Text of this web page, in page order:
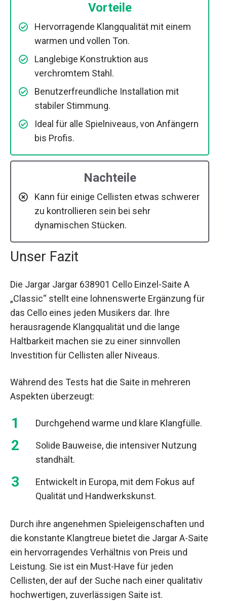
Vorteile
Hervorragende Klangqualität mit einem
warmen und vollen Ton.
Langlebige Konstruktion aus
verchromtem Stahl.
Benutzerfreundliche Installation mit
stabiler Stimmung.
Ideal für alle Spielniveaus, von Anfängern
bis Profis.
Nachteile
Kann für einige Cellisten etwas schwerer
zu kontrollieren sein bei sehr
dynamischen Stücken.
Unser Fazit
Die Jargar Jargar 638901 Cello Einzel-Saite A
„Classic“ stellt eine lohnenswerte Ergänzung für
das Cello eines jeden Musikers dar. Ihre
herausragende Klangqualität und die lange
Haltbarkeit machen sie zu einer sinnvollen
Investition für Cellisten aller Niveaus.
Während des Tests hat die Saite in mehreren
Aspekten überzeugt:
Durchgehend warme und klare Klangfülle.
Solide Bauweise, die intensiver Nutzung
standhält.
Entwickelt in Europa, mit dem Fokus auf
Qualität und Handwerkskunst.
Durch ihre angenehmen Spieleigenschaften und
die konstante Klangtreue bietet die Jargar A-Saite
ein hervorragendes Verhältnis von Preis und
Leistung. Sie ist ein Must-Have für jeden
Cellisten, der auf der Suche nach einer qualitativ
hochwertigen, zuverlässigen Saite ist.